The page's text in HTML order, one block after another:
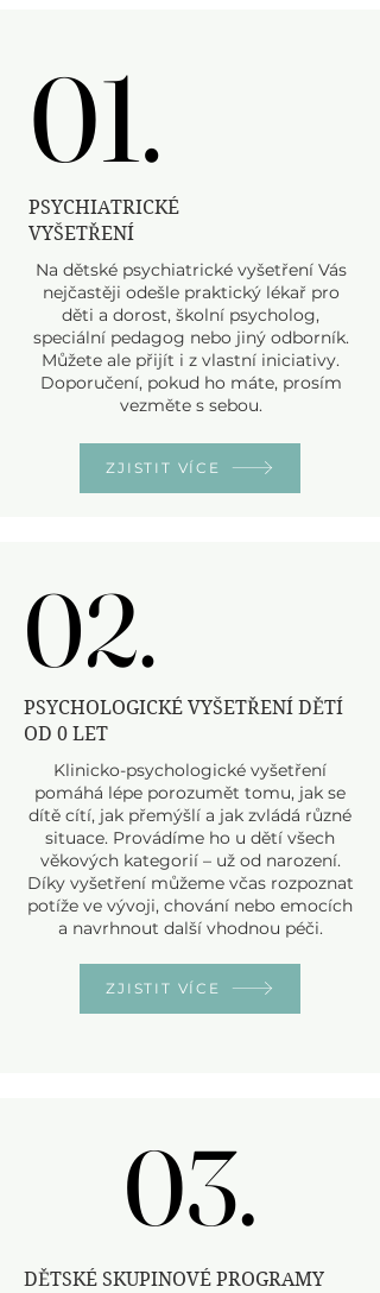
01.
01.
PSYCHIATRICKÉ
VYŠETŘENÍ
Na dětské psychiatrické vyšetření Vás
nejčastěji odešle praktický lékař pro
děti a dorost, školní psycholog,
speciální pedagog nebo jiný odborník.
Můžete ale přijít i z vlastní iniciativy.
Doporučení, pokud ho máte, prosím
vezměte s sebou.
ZJISTIT VÍCE
02.
02.
PSYCHOLOGICKÉ VYŠETŘENÍ DĚTÍ
OD 0 LET
Klinicko-psychologické vyšetření
pomáhá lépe porozumět tomu, jak se
dítě cítí, jak přemýšlí a jak zvládá různé
situace. Provádíme ho u dětí všech
věkových kategorií – už od narození.
Díky vyšetření můžeme včas rozpoznat
potíže ve vývoji, chování nebo emocích
a navrhnout další vhodnou péči.
ZJISTIT VÍCE
03.
03.
DĚTSKÉ SKUPINOVÉ PROGRAMY